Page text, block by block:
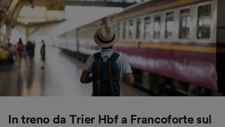
In treno da Trier Hbf a Francoforte sul
dei contenuti e degli annunci, ricerche sul
pubblico, sviluppo di servizi.
Elenco dei partner (fornitori)